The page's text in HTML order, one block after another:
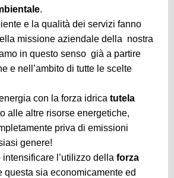
.
e la qualità dei servizi fanno
missione aziendale della nostra
in questo senso già a partire
e nell’ambito di tutte le scelte
con la forza idrica tutela
alle altre risorse energetiche,
priva di emissioni
genere!
intensificare l’utilizzo della forza
questa sia economicamente ed